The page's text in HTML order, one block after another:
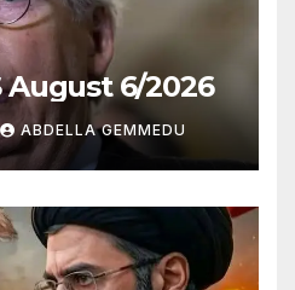
August 6/2026
ABDELLA GEMMEDU